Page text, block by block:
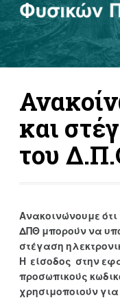
και
του
Ανακοινώνουμε
ΔΠΘ μπορούν να
στέγαση
Η είσοδος στην
προσωπικούς
χρησιμοποιούν για